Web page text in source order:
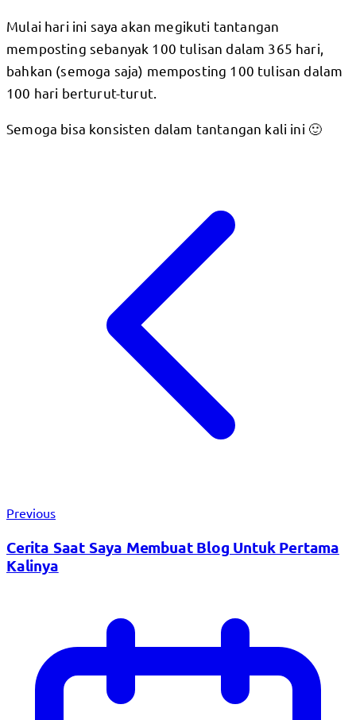
Mulai hari ini saya akan megikuti tantangan
memposting sebanyak 100 tulisan dalam 365 hari,
bahkan (semoga saja) memposting 100 tulisan dalam
100 hari berturut-turut.
Semoga bisa konsisten dalam tantangan kali ini 🙂
Previous
Cerita Saat Saya Membuat Blog Untuk Pertama
Kalinya